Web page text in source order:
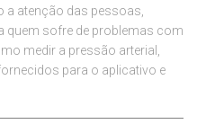
a atenção das pessoas,
quem sofre de problemas com
medir a pressão arterial,
para o aplicativo e